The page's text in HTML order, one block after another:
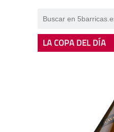
LA COPA DEL DÍA